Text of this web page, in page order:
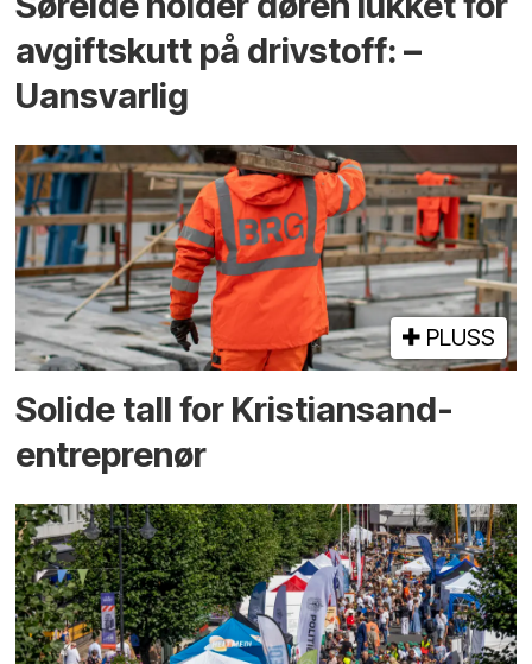
avgiftskutt på drivstoff: –
Uansvarlig
PLUSS
Solide tall for Kristiansand-
entreprenør